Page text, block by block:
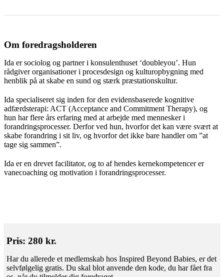
Om foredragsholderen
Ida er sociolog og partner i konsulenthuset ‘doubleyou’. Hun
rådgiver organisationer i procesdesign og kulturopbygning med
henblik på at skabe en sund og stærk præstationskultur.
Ida specialiseret sig inden for den evidensbaserede kognitive
adfærdsterapi: ACT (Acceptance and Commitment Therapy), og
hun har flere års erfaring med at arbejde med mennesker i
forandringsprocesser. Derfor ved hun, hvorfor det kan være svært at
skabe forandring i sit liv, og hvorfor det ikke bare handler om ”at
tage sig sammen”.
Ida er en drevet facilitator, og to af hendes kernekompetencer er
vanecoaching og motivation i forandringsprocesser.
Pris: 280 kr.
Har du allerede et medlemskab hos Inspired Beyond Babies, er det
selvfølgelig gratis. Du skal blot anvende den kode, du har fået fra